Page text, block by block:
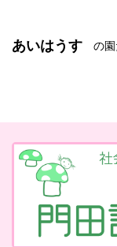
あいはうす の園